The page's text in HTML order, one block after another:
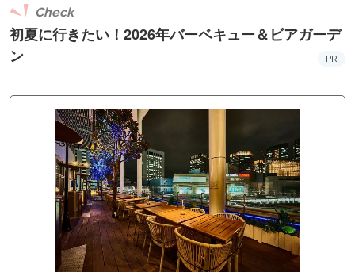
初夏に行きたい！2026年バーベキュー＆ビアガーデ
ン
Check
PR